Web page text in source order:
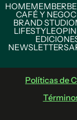
HOMEMEMBER
CAFÉ Y
BRAND STUDIO
LIFESTYLE
NEWSLETTERS
Políticas de